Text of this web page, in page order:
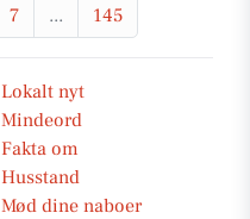
7 ... 145
Lokalt nyt
Mindeord
Fakta om
Husstand
Mød dine naboer